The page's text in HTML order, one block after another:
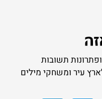
תשובות
עיר ומשחקי מילים